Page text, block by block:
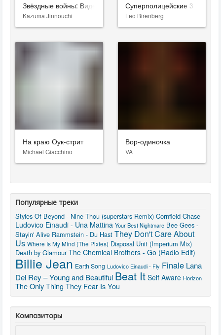
Звёздные войны: Видения. Девятый джедай
Kazuma Jinnouchi
Суперполицейские 3
Leo Birenberg
На краю Оук-стрит
Michael Giacchino
Вор-одиночка
VA
Популярные треки
Styles Of Beyond - Nine Thou (superstars Remix) Cornfield Chase
Ludovico Einaudi - Una Mattina Your Best Nightmare Bee Gees -
Stayin' Alive Rammstein - Du Hast They Don't Care About
Us Where Is My Mind (The Pixies) Disposal Unit (Imperium Mix)
Death by Glamour The Chemical Brothers - Go (Radio Edit)
Billie Jean Earth Song Ludovico Einaudi - Fly Finale Lana
Del Rey – Young and Beautiful Beat It Self Aware Horizon
The Only Thing They Fear Is You
Композиторы